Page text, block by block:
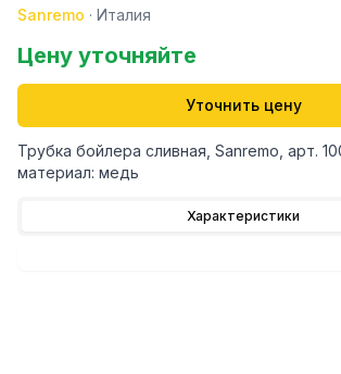
Sanremo · Италия
Цену уточняйте
Уточнить цену
Трубка бойлера сливная, Sanremo, арт.
материал: медь
Характеристики